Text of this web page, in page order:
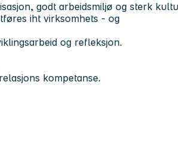
godt arbeidsmiljø og sterk
iht virksomhets - og
og refleksjon.
kompetanse.